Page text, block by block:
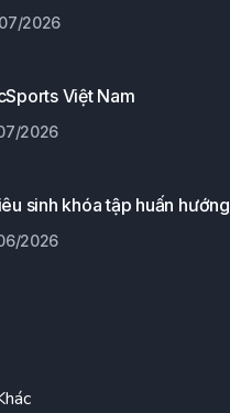
2026
Việt Nam
2026
sinh khóa tập huấn hướng
2026